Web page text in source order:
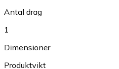
Antal drag
1
Dimensioner
Produktvikt